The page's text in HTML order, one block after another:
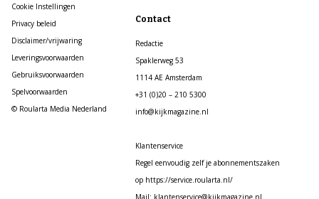
Cookie Instellingen
Privacy beleid
Disclaimer/vrijwaring
Leveringsvoorwaarden
Gebruiksvoorwaarden
Spelvoorwaarden
© Roularta Media Nederland
Contact
Redactie
Spaklerweg 53
1114 AE Amsterdam
+31 (0)20 – 210 5300
info@kijkmagazine.nl
Klantenservice
Regel eenvoudig zelf je abonnementszaken
op https://service.roularta.nl/
Mail: klantenservice@kijkmagazine.nl